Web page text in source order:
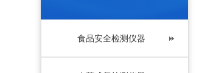
食品安全检测仪器